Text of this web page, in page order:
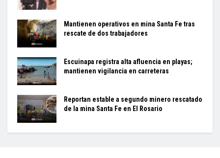
Mantienen operativos en mina Santa Fe tras
rescate de dos trabajadores
Escuinapa registra alta afluencia en playas;
mantienen vigilancia en carreteras
Reportan estable a segundo minero rescatado
de la mina Santa Fe en El Rosario